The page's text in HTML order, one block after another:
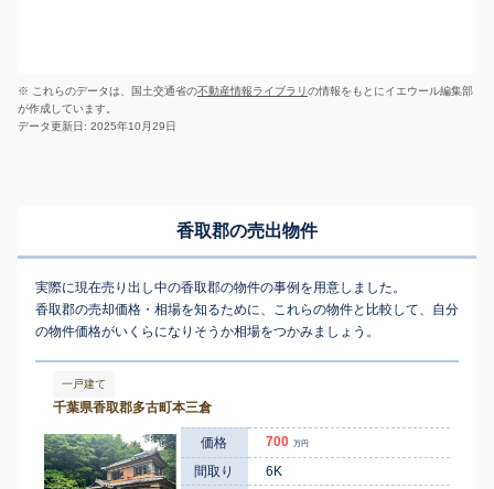
※ これらのデータは、国土交通省の不動産情報ライブラリの情報をもとにイエウール編集部
が作成しています。
データ更新日: 2025年10月29日
香取郡の売出物件
実際に現在売り出し中の香取郡の物件の事例を用意しました。
香取郡の売却価格・相場を知るために、これらの物件と比較して、自分
の物件価格がいくらになりそうか相場をつかみましょう。
一戸建て
千葉県香取郡多古町本三倉
価格 700 万円
間取り
6K